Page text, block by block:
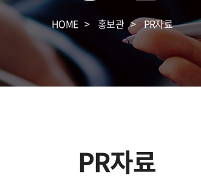
HOME 홍보관 PR자료
PR자료